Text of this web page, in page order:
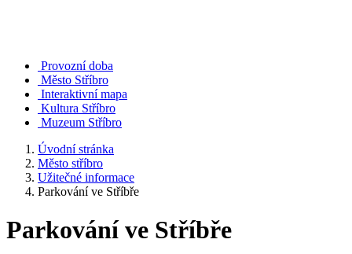
Provozní doba
Město Stříbro
Interaktivní mapa
Kultura Stříbro
Muzeum Stříbro
Úvodní stránka
Město stříbro
Užitečné informace
Parkování ve Stříbře
Parkování ve Stříbře